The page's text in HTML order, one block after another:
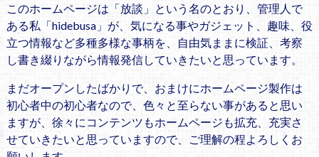
このホームページは「放談」という名のとおり、管理人で
ある私「hidebusa」が、気になる事やガジェット、趣味、役
立つ情報など多種多様な事柄を、自由気ままに検証、考察
し書き綴りながら情報発信していきたいと思っています。
まだオープンしたばかりで、おまけにホームページ製作は
初心者中の初心者なので、色々と至らない事があると思い
ますが、徐々にコンテンツもホームページも拡充、充実さ
せていきたいと思っていますので、ご理解の程よろしくお